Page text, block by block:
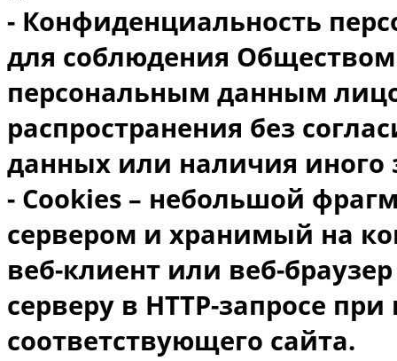
- Конфиденциальность
для соблюдения
персональным данным
распространения без
данных или наличия иного
- Cookies – небольшой
сервером и хранимый на
веб-клиент или веб-
серверу в HTTP-запросе
соответствующего сайта.